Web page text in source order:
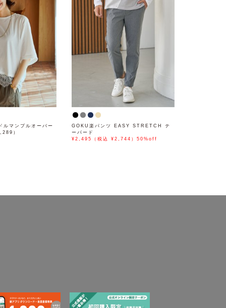
ルマンプルオーバー
）
GOKU楽パンツ EASY STRETCH テ
ーパード
¥2,495（税込 ¥2,744）50%off